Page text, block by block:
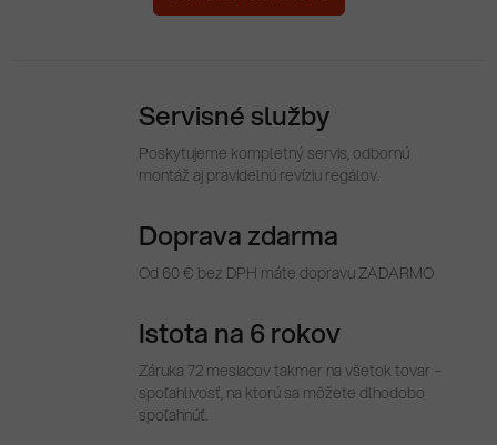
Servisné služby
Poskytujeme kompletný servis, odbornú
montáž aj pravidelnú revíziu regálov.
Doprava zdarma
Od 60 € bez DPH máte dopravu ZADARMO
Istota na 6 rokov
Záruka 72 mesiacov takmer na všetok tovar –
spoľahlivosť, na ktorú sa môžete dlhodobo
spoľahnúť.